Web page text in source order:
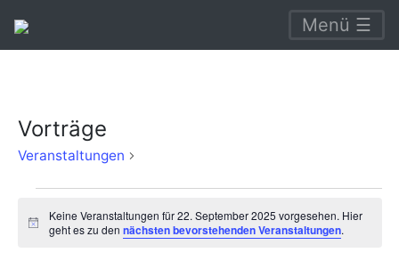
Menü ☰
Vorträge
Veranstaltungen
für
Hinweis
Keine Veranstaltungen für 22. September 2025 vorgesehen. Hier
geht es zu dennächsten bevorstehenden Veranstaltungen.